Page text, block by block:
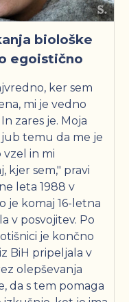
biološke
egoistično
ker sem
mi je vedno
zares je. Moja
temu da me je
vzel in mi
kjer sem," pravi
leta 1988 v
je komaj 16-letna
v posvojitev. Po
je končno
BiH pripeljala v
olepševanja
da s tem pomaga